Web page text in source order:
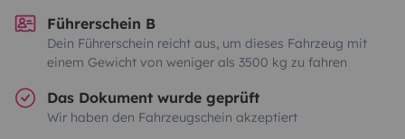
Führerschein B
Dein Führerschein reicht aus, um dieses Fahrzeug mit
einem Gewicht von weniger als 3500 kg zu fahren
Das Dokument wurde geprüft
Wir haben den Fahrzeugschein akzeptiert